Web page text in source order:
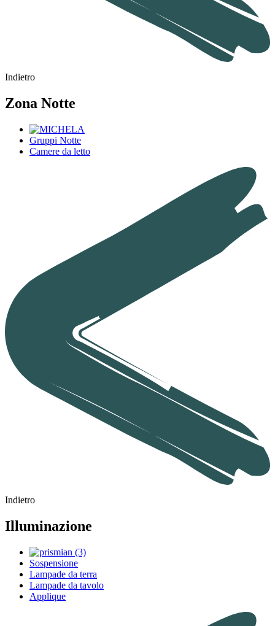
Indietro
Zona Notte
Gruppi Notte
Camere da letto
Indietro
Illuminazione
Sospensione
Lampade da terra
Lampade da tavolo
Applique